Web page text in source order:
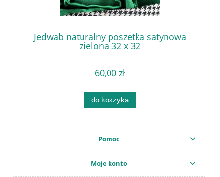
Jedwab naturalny poszetka satynowa
zielona 32 x 32
60,00 zł
do koszyka
Pomoc
Moje konto